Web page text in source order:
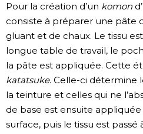
Pour la création d’un komon
consiste à préparer une pâte
gluant et de chaux. Le tissu
longue table de travail, le
la pâte est appliquée. Cette
katatsuke. Celle-ci détermine
la teinture et celles qui ne
de base est ensuite
surface, puis le tissu est